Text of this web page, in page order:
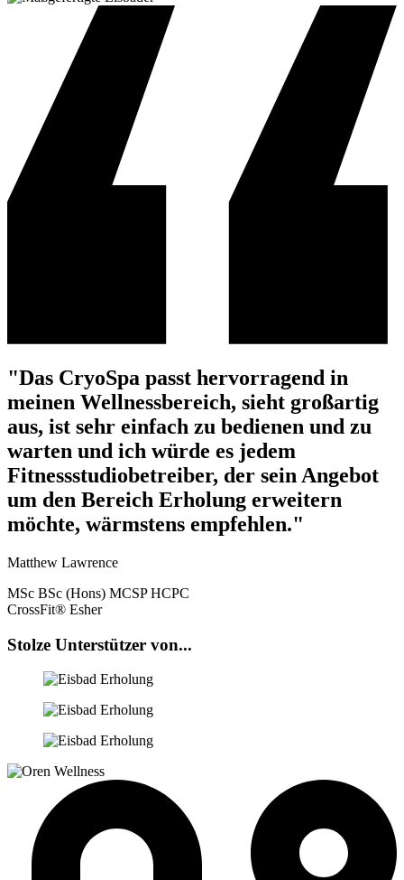
"Das CryoSpa passt hervorragend in
meinen Wellnessbereich, sieht großartig
aus, ist sehr einfach zu bedienen und zu
warten und ich würde es jedem
Fitnessstudiobetreiber, der sein Angebot
um den Bereich Erholung erweitern
möchte, wärmstens empfehlen."
Matthew Lawrence
MSc BSc (Hons) MCSP HCPC
CrossFit® Esher
Stolze Unterstützer von...